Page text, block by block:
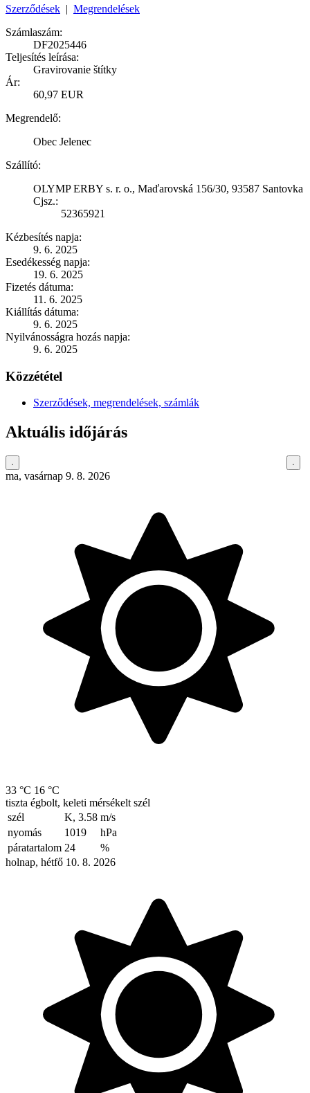
Szerződések | Megrendelések
Számlaszám:
DF2025446
Teljesítés leírása:
Gravirovanie štítky
Ár:
60,97 EUR
Megrendelő:
Obec Jelenec
Szállító:
OLYMP ERBY s. r. o., Maďarovská 156/30, 93587 Santovka
Cjsz.:
52365921
Kézbesítés napja:
9. 6. 2025
Esedékesség napja:
19. 6. 2025
Fizetés dátuma:
11. 6. 2025
Kiállítás dátuma:
9. 6. 2025
Nyilvánosságra hozás napja:
9. 6. 2025
Közzététel
Szerződések, megrendelések, számlák
Aktuális időjárás
ma, vasárnap 9. 8. 2026
33 °C 16 °C
tiszta égbolt, keleti mérsékelt szél
szél
K, 3.58 m/s
nyomás
1019
hPa
páratartalom 24
%
holnap, hétfő 10. 8. 2026